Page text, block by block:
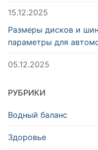
15.12.2025
Размеры дисков и
параметры для
05.12.2025
РУБРИКИ
Водный баланс
Здоровье